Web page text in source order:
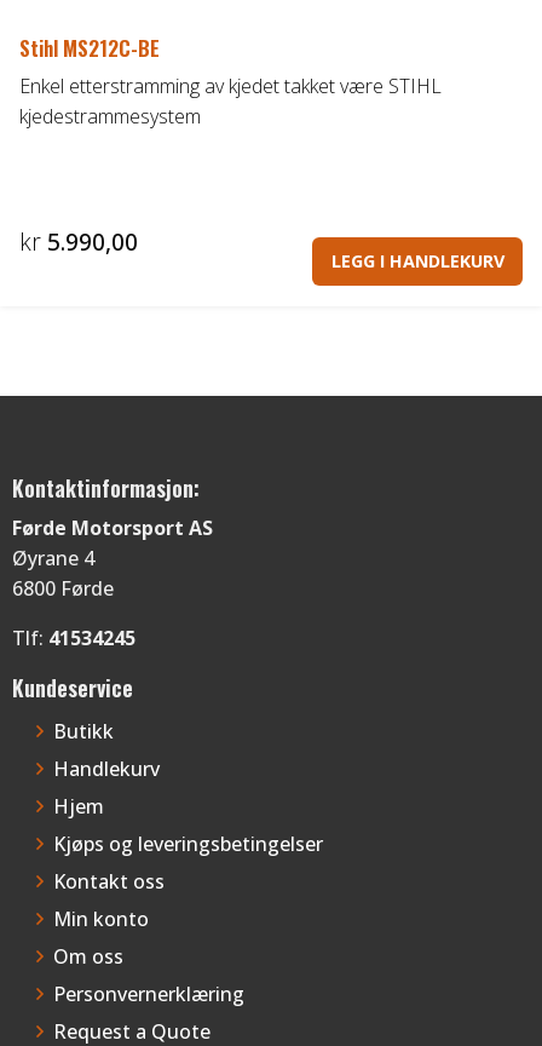
Stihl MS212C-BE
Enkel etterstramming av kjedet takket være STIHL
kjedestrammesystem
kr 5.990,00
LEGG I HANDLEKURV
Kontaktinformasjon:
Førde Motorsport AS
Øyrane 4
6800 Førde
Tlf: 41534245
Kundeservice
Butikk
Handlekurv
Hjem
Kjøps og leveringsbetingelser
Kontakt oss
Min konto
Om oss
Personvernerklæring
Request a Quote